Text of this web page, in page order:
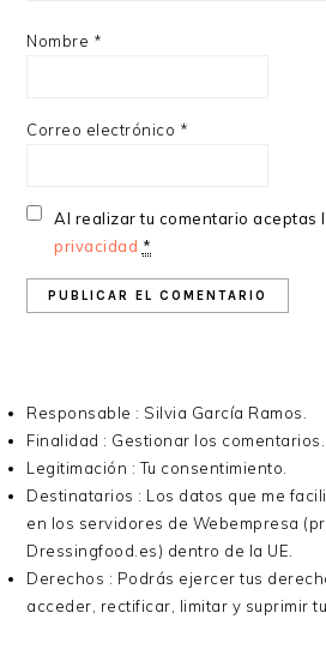
Nombre *
Correo electrónico *
Al realizar tu comentario aceptas
privacidad *
Responsable : Silvia García Ramos.
Finalidad : Gestionar los comentarios.
Legitimación : Tu consentimiento.
Destinatarios : Los datos que me
en los servidores de Webempresa
Dressingfood.es) dentro de la UE.
Derechos : Podrás ejercer tus
acceder, rectificar, limitar y suprimir